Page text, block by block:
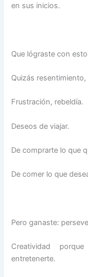
en sus inicios.
Que lógraste con
Quizás resentimiento,
Frustración, rebeldía.
Deseos de viajar.
De comprarte lo que
De comer lo que
Pero ganaste:
Creatividad
entretenerte.